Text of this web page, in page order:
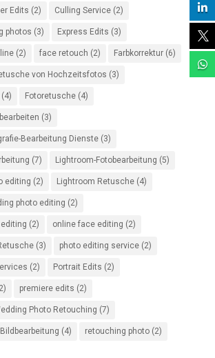
Edits (2) Culling Service(2)
photos (3) Express Edits (3)
(2) face retouch (2) Farbkorrektur(6)
von Hochzeitsfotos (3)
Fotoretusche(4)
(3)
Bearbeitung Dienste(3)
(7) Lightroom-Fotobearbeitung (5)
editing (2) Lightroom Retusche(4)
photo editing (2)
(2) online face editing (2)
(3) photo editing service(2)
(2) Portrait Edits (2)
premiere edits (2)
Photo Retouching (7)
(4) retouching photo(2)


